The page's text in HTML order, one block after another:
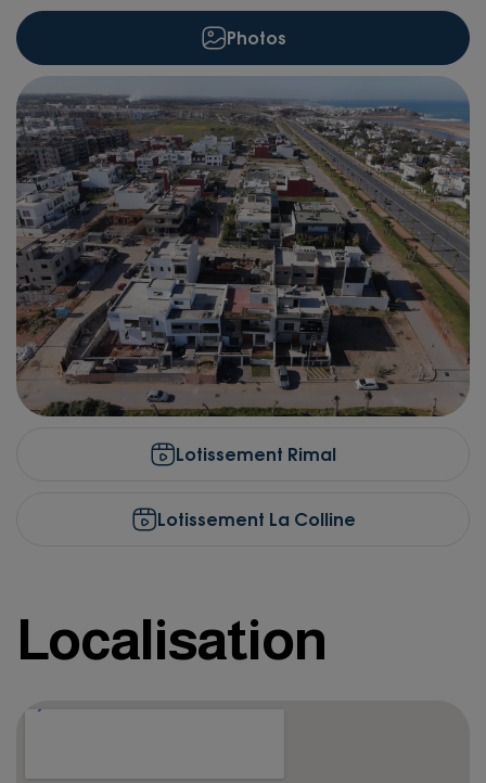
Photos
Lotissement Rimal
Lotissement La Colline
Localisation